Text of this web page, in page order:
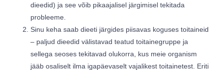
dieedid) ja see võib pikaajalisel järgimisel tekitada
probleeme.
Sinu keha saab dieeti järgides piisavas koguses toitaineid
– paljud dieedid välistavad teatud toitainegruppe ja
sellega seoses tekitavad olukorra, kus meie organism
jääb osaliselt ilma igapäevaselt vajalikest toitainetest. Eriti